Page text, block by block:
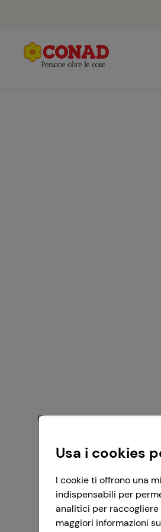
Usa i cookies
I cookie ti offrono una
indispensabili per
analitici per raccogliere
maggiori informazioni